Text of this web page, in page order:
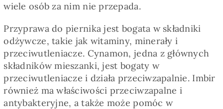
Kuchnie świata
SKLEP
Polski
wiele osób za nim nie przepada.
Przyprawa do piernika jest bogata w składniki
odżywcze, takie jak witaminy, minerały i
przeciwutleniacze. Cynamon, jedna z głównych
składników mieszanki, jest bogaty w
przeciwutleniacze i działa przeciwzapalnie. Imbir
również ma właściwości przeciwzapalne i
antybakteryjne, a także może pomóc w